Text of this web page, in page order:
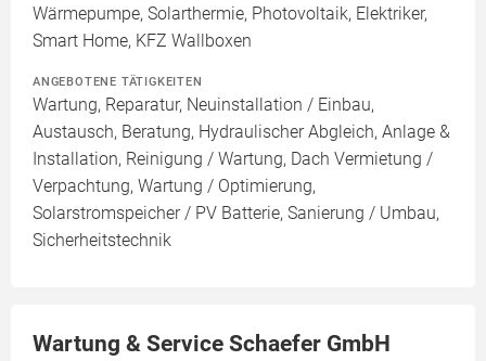
Wärmepumpe, Solarthermie, Photovoltaik, Elektriker,
Smart Home, KFZ Wallboxen
ANGEBOTENE TÄTIGKEITEN
Wartung, Reparatur, Neuinstallation / Einbau,
Austausch, Beratung, Hydraulischer Abgleich, Anlage &
Installation, Reinigung / Wartung, Dach Vermietung /
Verpachtung, Wartung / Optimierung,
Solarstromspeicher / PV Batterie, Sanierung / Umbau,
Sicherheitstechnik
Wartung & Service Schaefer GmbH